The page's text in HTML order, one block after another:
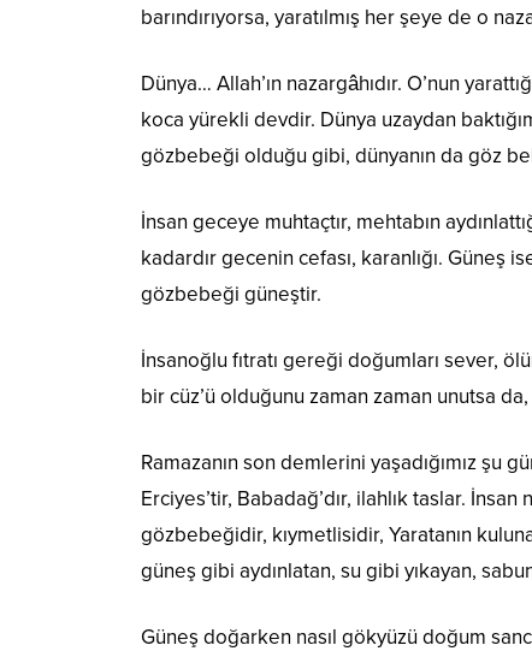
barındırıyorsa, yaratılmış her şeye de o
Dünya… Allah’ın nazargâhıdır. O’nun
koca yürekli devdir. Dünya uzaydan
gözbebeği olduğu gibi, dünyanın da göz
İnsan geceye muhtaçtır, mehtabın
kadardır gecenin cefası, karanlığı. Güneş
gözbebeği güneştir.
İnsanoğlu fıtratı gereği doğumları sever,
bir cüz’ü olduğunu zaman zaman unutsa
Ramazanın son demlerini yaşadığımız
Erciyes’tir, Babadağ’dır, ilahlık taslar.
gözbebeğidir, kıymetlisidir, Yaratanın
güneş gibi aydınlatan, su gibi yıkayan,
Güneş doğarken nasıl gökyüzü doğum